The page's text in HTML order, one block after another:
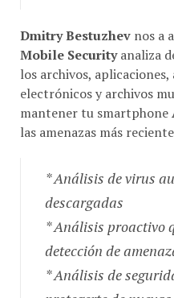
Dmitry Bestuzhev nos a
Mobile Securityanaliza
los archivos,
electrónicos y archivos
mantener tu smartphone
las amenazas más
* Análisis de virus
descargadas
* Análisis proactivo
detección de
* Análisis de